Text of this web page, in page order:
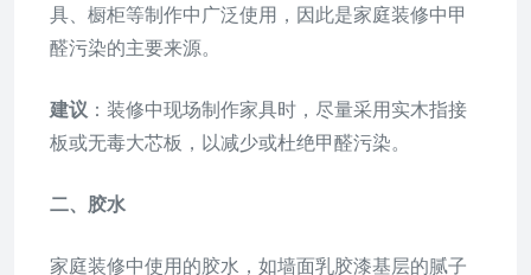
具、橱柜等制作中广泛使用，因此是家庭装修中甲
醛污染的主要来源。
建议：装修中现场制作家具时，尽量采用实木指接
板或无毒大芯板，以减少或杜绝甲醛污染。
二、胶水
家庭装修中使用的胶水，如墙面乳胶漆基层的腻子